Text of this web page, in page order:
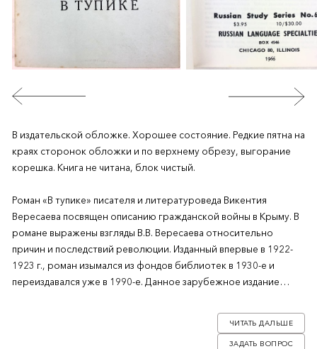
В издательской обложке. Хорошее состояние. Редкие пятна на
краях сторонок обложки и по верхнему обрезу, выгорание
корешка. Книга не читана, блок чистый.
Роман «В тупике» писателя и литературоведа Викентия
Вересаева посвящен описанию гражданской войны в Крыму. В
романе выражены взгляды В.В. Вересаева относительно
причин и последствий революции. Изданный впервые в 1922-
1923 г., роман изымался из фондов библиотек в 1930-е и
переиздавался уже в 1990-е. Данное зарубежное издание
ЗАДАТЬ ВОПРОС
ЧИТАТЬ ДАЛЬШЕ